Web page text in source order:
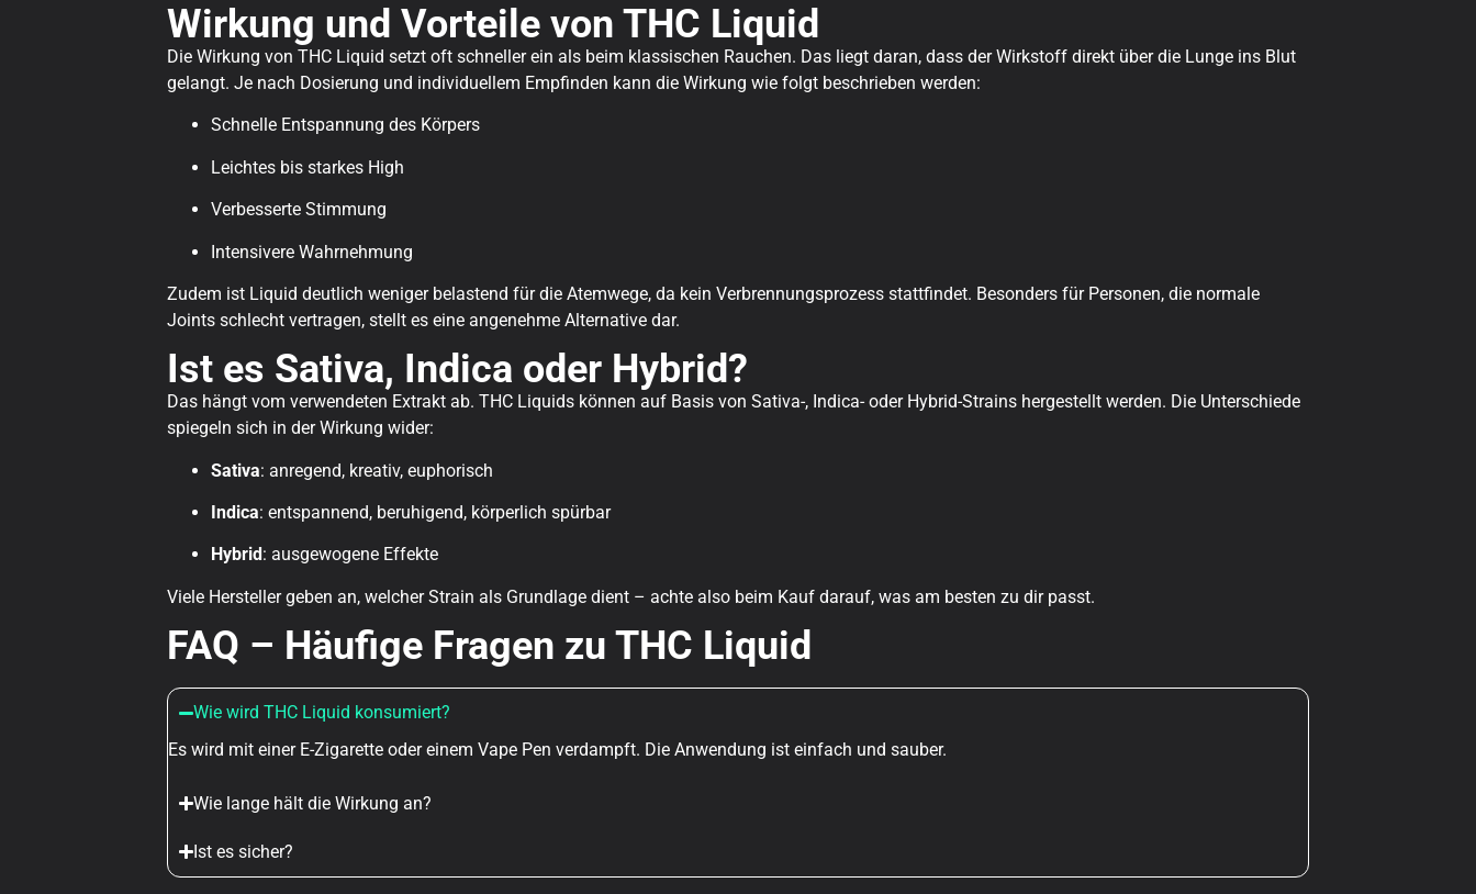
Wirkung und Vorteile von THC Liquid
Die Wirkung von THC Liquid setzt oft schneller ein als beim klassischen Rauchen. Das liegt daran, dass der Wirkstoff direkt über die Lunge ins Blut
gelangt. Je nach Dosierung und individuellem Empfinden kann die Wirkung wie folgt beschrieben werden:
Schnelle Entspannung des Körpers
Leichtes bis starkes High
Verbesserte Stimmung
Intensivere Wahrnehmung
Zudem ist Liquid deutlich weniger belastend für die Atemwege, da kein Verbrennungsprozess stattfindet. Besonders für Personen, die normale
Joints schlecht vertragen, stellt es eine angenehme Alternative dar.
Ist es Sativa, Indica oder Hybrid?
Das hängt vom verwendeten Extrakt ab. THC Liquids können auf Basis von Sativa-, Indica- oder Hybrid-Strains hergestellt werden. Die Unterschiede
spiegeln sich in der Wirkung wider:
Sativa: anregend, kreativ, euphorisch
Indica: entspannend, beruhigend, körperlich spürbar
Hybrid : ausgewogene Effekte
Viele Hersteller geben an, welcher Strain als Grundlage dient – achte also beim Kauf darauf, was am besten zu dir passt.
FAQ – Häufige Fragen zu THC Liquid
Wie wird THC Liquid konsumiert?
Es wird mit einer E-Zigarette oder einem Vape Pen verdampft. Die Anwendung ist einfach und sauber.
Wie lange hält die Wirkung an?
Ist es sicher?